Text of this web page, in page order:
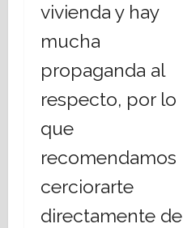
vivienda y hay
mucha
propaganda al
respecto, por lo
que
recomendamos
cerciorarte
directamente de